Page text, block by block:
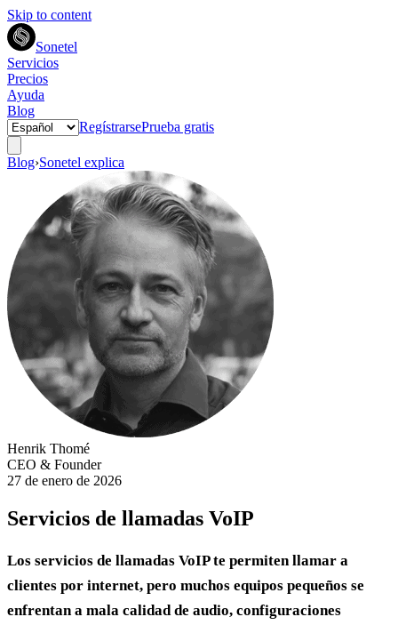
Skip to content
Sonetel
Servicios
Precios
Ayuda
Blog
RegístrarsePrueba gratis
Blog›Sonetel explica
Henrik Thomé
CEO & Founder
27 de enero de 2026
Servicios de llamadas VoIP
Los servicios de llamadas VoIP te permiten llamar a
clientes por internet, pero muchos equipos pequeños se
enfrentan a mala calidad de audio, configuraciones